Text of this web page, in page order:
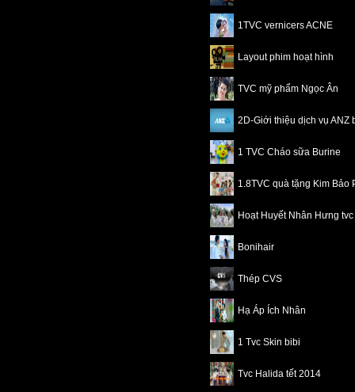
1TVC vernicers ACNE
Layout phim hoạt hình
TVC mỹ phẩm Ngọc Ân
2D-Giới thiệu dịch vụ ANZ
1 TVC Cháo sữa Burine
1.8TVC quà tặng Kim Bảo
Hoạt Huyết Nhân Hưng tvc
Bonihair
Thép CVS
Hạ Áp Ích Nhân
1 Tvc Skin bibi
Tvc Halida tết 2014